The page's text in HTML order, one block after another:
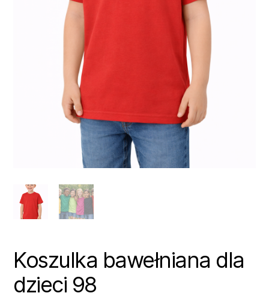
Koszulka bawełniana dla
dzieci 98